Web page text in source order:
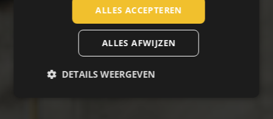
SPANISH
ALLES ACCEPTEREN
ALLES AFWIJZEN
DETAILS WEERGEVEN